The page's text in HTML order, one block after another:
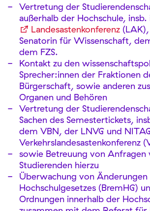
Vertretung der
außerhalb der Hochschule,
Landesastenkonferenz
Senatorin für Wissenschaft,
dem FZS.
Kontakt zu den
Sprecher:innen der Fraktionen
Bürgerschaft, sowie anderen
Organen und Behören
Vertretung der
Sachen des Semestertickets,
dem VBN, der LNVG und
Verkehrslandesastenkonferenz
sowie Betreuung von Anfragen
Studierenden hierzu
Überwachung von Änderungen
Hochschulgesetzes (BremHG)
Ordnungen innerhalb der